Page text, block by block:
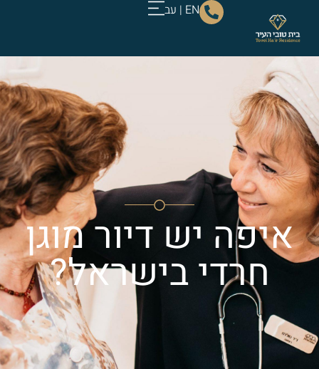
EN
| עב
איפה יש דיור מוגן
חרדי בישראל?